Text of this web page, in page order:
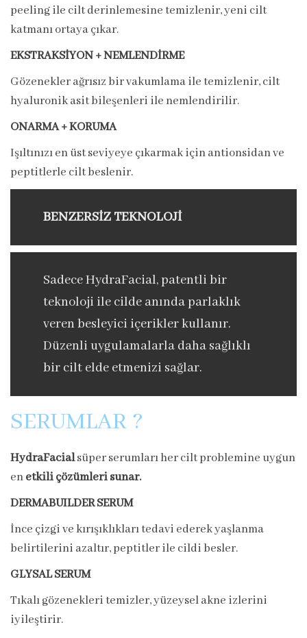
peeling ile cilt derinlemesine temizlenir, yeni cilt
katmanı ortaya çıkar.
EKSTRAKSİYON + NEMLENDİRME
Gözenekler ağrısız bir vakumlama ile temizlenir, cilt
hyaluronik asit bileşenleri ile nemlendirilir.
ONARMA + KORUMA
Işıltınızı en üst seviyeye çıkarmak için antionsidan ve
peptitlerle cilt beslenir.
BENZERSİZ TEKNOLOJİ
Sadece HydraFacial, patentli bir
teknoloji ile cilde anında parlaklık
veren besleyici içerikler kullanır.
Düzenli uygulamalarla daha sağlıklı
bir cilt elde etmenizi sağlar.
SERUMLAR ?
HydraFacialsüper serumları her cilt problemine uygun
enetkili çözümleri sunar.
DERMABUILDER SERUM
İnce çizgi ve kırışıklıkları tedavi ederek yaşlanma
belirtilerini azaltır, peptitler ile cildi besler.
GLYSAL SERUM
Tıkalı gözenekleri temizler, yüzeysel akne izlerini
iyileştirir.